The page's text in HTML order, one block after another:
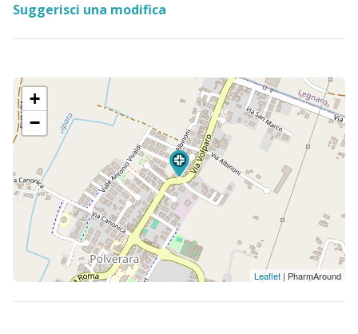
Suggerisci una modifica
+
−
Leaflet | PharmAround